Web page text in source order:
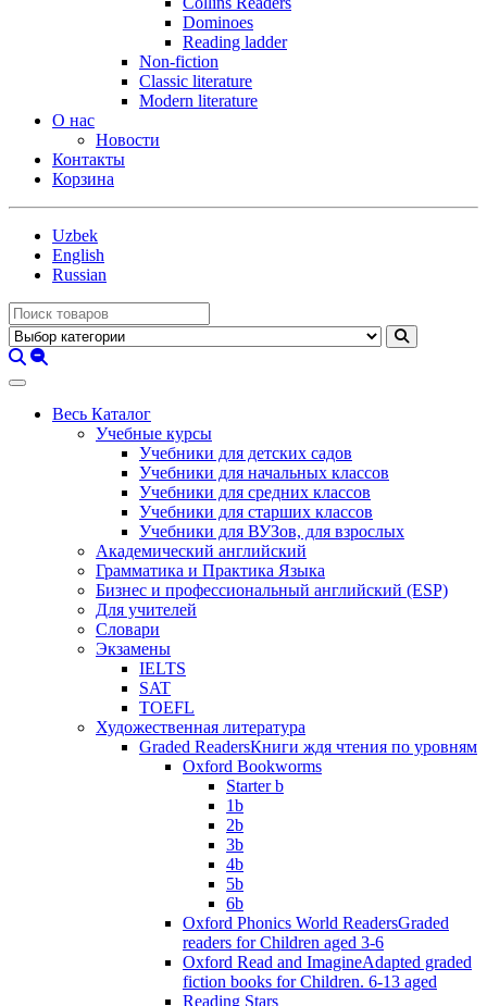
Dominoes
Reading ladder
Non-fiction
Classic literature
Modern literature
О нас
Новости
Контакты
Корзина
Uzbek
English
Russian
Весь Каталог
Учебные курсы
Учебники для детских садов
Учебники для начальных классов
Учебники для средних классов
Учебники для старших классов
Учебники для ВУЗов, для взрослых
Академический английский
Грамматика и Практика Языка
Бизнес и профессиональный английский (ESP)
Для учителей
Словари
Экзамены
IELTS
SAT
TOEFL
Художественная литература
Graded ReadersКниги ждя чтения по уровням
Oxford Bookworms
Starter b
1b
2b
3b
4b
5b
6b
Oxford Phonics World ReadersGraded
readers for Children aged 3-6
Oxford Read and ImagineAdapted graded
fiction books for Children. 6-13 aged
Reading Stars